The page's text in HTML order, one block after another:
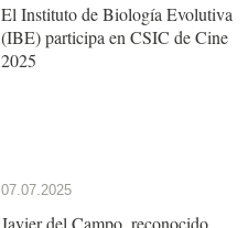
El Instituto de Biología Evolutiva
(IBE) participa en CSIC de Cine
2025
07.07.2025
Javier del Campo, reconocido